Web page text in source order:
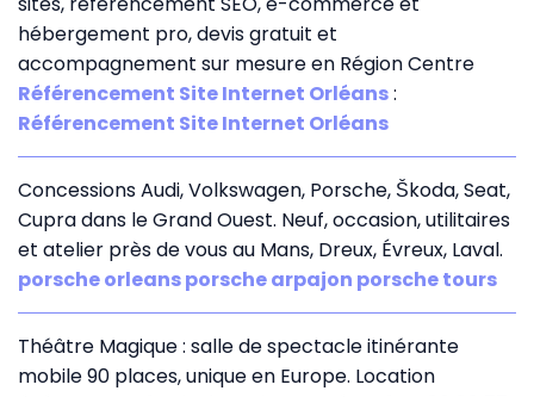
hébergement pro, devis gratuit et
accompagnement sur mesure en Région Centre
Référencement Site Internet Orléans:
Référencement Site Internet Orléans
Concessions Audi, Volkswagen, Porsche, Škoda, Seat,
Cupra dans le Grand Ouest. Neuf, occasion, utilitaires
et atelier près de vous au Mans, Dreux, Évreux, Laval.
porsche orleans porsche arpajon porsche tours
Théâtre Magique : salle de spectacle itinérante
mobile 90 places, unique en Europe. Location